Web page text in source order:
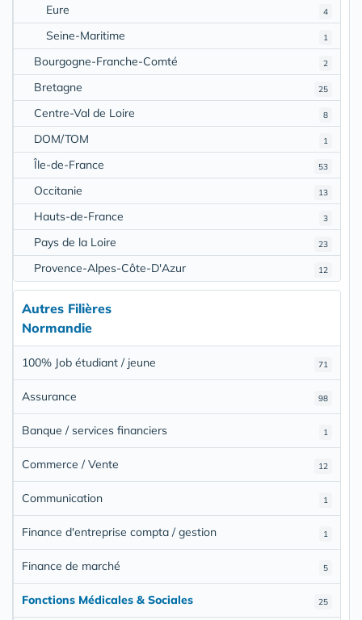
4
Eure
1
Seine-Maritime
2
Bourgogne-Franche-Comté
25
Bretagne
8
Centre-Val de Loire
1
DOM/TOM
53
Île-de-France
13
Occitanie
3
Hauts-de-France
23
Pays de la Loire
12
Provence-Alpes-Côte-D'Azur
Autres Filières
Normandie
71
100% Job étudiant / jeune
98
Assurance
1
Banque / services financiers
12
Commerce / Vente
1
Communication
1
Finance d'entreprise compta / gestion
5
Finance de marché
25
Fonctions Médicales & Sociales